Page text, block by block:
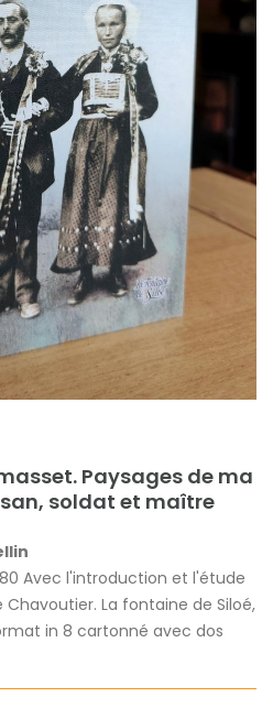
Paysages de ma
soldat et maître
Avec l'introduction et l'étude
La fontaine de Siloé,
in 8 cartonné avec dos